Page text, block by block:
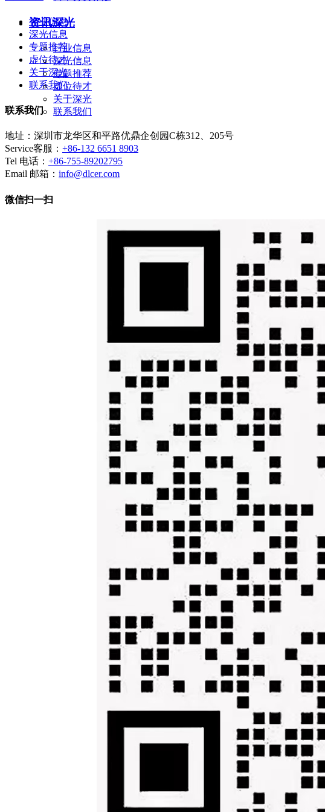
资讯深光
行业信息
深光信息
专题推荐
虚位待才
关于深光
联系我们
行业信息
深光信息
专题推荐
虚位待才
关于深光
联系我们
联系我们
地址：深圳市龙华区和平路优鼎企创园C栋312、205号
Service客服： +86-132 6651 8903
Tel 电话： +86-755-89202795
Email 邮箱： info@dlcer.com
微信扫一扫